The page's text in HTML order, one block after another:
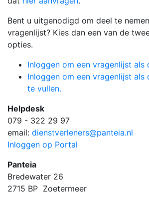
Bent u uitgenodigd om deel te
vragenlijst? Kies dan een van de
opties.
Inloggen om een vragenlijst als
Inloggen om een vragenlijst als
te vullen.
Helpdesk
079 - 322 29 97
email: dienstverleners@panteia.nl
Inloggen op Portal
Panteia
Bredewater 26
2715 BP Zoetermeer